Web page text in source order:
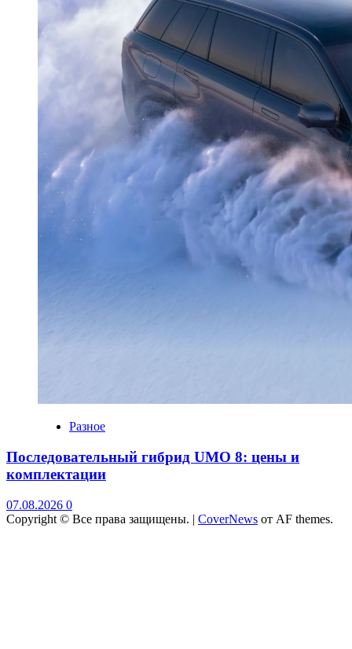
Разное
Последовательный гибрид UMO 8: цены и
комплектации
07.08.2026 0
Copyright © Все права защищены. | CoverNews от AF themes.